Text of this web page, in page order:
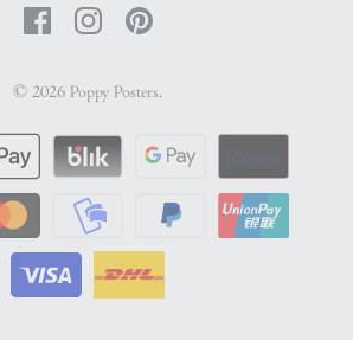
© 2026 Poppy Posters.